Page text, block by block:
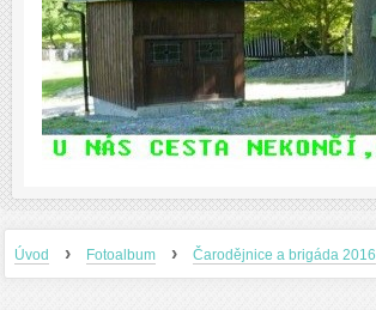
Úvod › Fotoalbum › Čarodějnice a brigáda 2016